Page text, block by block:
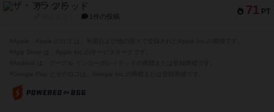
71 PT
ザ・フラッド
1件の投稿